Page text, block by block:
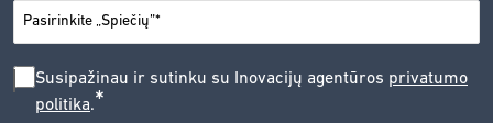
MIESTAS*
SUSIPAŽINAU
Susipažinau ir sutinku su Inovacijų agentūros privatumo
politika.*